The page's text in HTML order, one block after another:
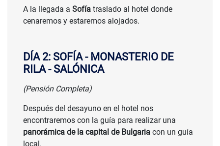
A la llegada a Sofía traslado al hotel donde
cenaremos y estaremos alojados.
DÍA 2: SOFÍA - MONASTERIO DE
RILA - SALÓNICA
(Pensión Completa)
Después del desayuno en el hotel nos
encontraremos con la guía para realizar una
panorámica de la capital de Bulgaria con un guía
local.